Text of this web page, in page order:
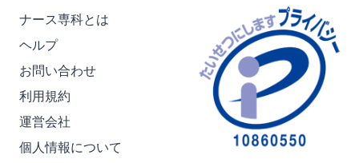
ナース専科とは
ヘルプ
お問い合わせ
利用規約
運営会社
個人情報について